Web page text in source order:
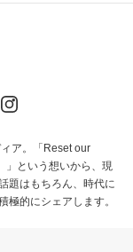
ア。「Reset our
」という想いから、現
題はもちろん、時代に
極的にシェアします。